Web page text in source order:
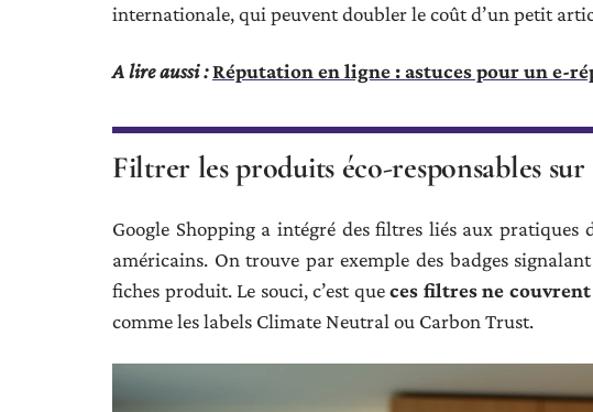
internationale, qui peuvent doubler le coût d’un petit
A lire aussi :Réputation en ligne : astuces pour un e-
Filtrer les produits éco-responsables
Google Shopping a intégré des filtres liés aux pratiques
américains. On trouve par exemple des badges
fiches produit. Le souci, c’est queces filtres ne
comme les labels Climate Neutral ou Carbon Trust.